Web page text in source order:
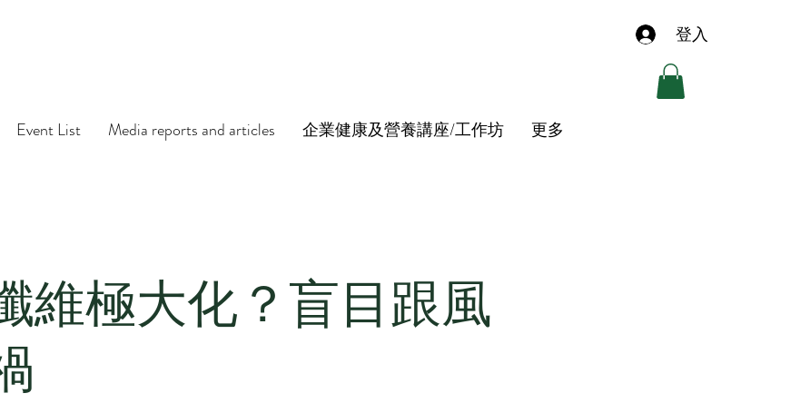
登入
Event List Media reports and articles 企業健康及營養講座/工作坊 更多
維極大化？盲目跟風